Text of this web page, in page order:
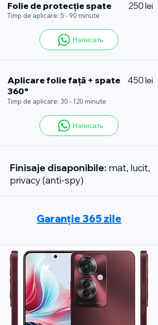
Folie de protecție spate 250 lei
Timp de aplicare: 5 - 90 minute
Написать
Aplicare folie față + spate
360°
450 lei
Timp de aplicare: 30 - 120 minute
Написать
Finisaje disaponibile: mat, lucit,
privacy (anti-spy)
Garanție 365 zile